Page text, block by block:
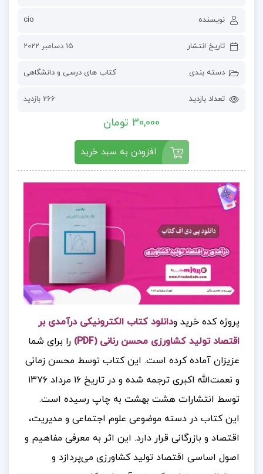
نویسنده cio
تاریخ انتشار 15 دسامبر 2022
دسته بندی کتاب های درسی و دانشگاهی
تعداد بازدید 266 بازدید
30,000 تومان
افزودن به سبد خرید
پروژه کده خرید ودانلود کتاب الکترونیکی درآمدی بر
اقتصاد تولید کشاورزی محسن رنانی (PDF)
را برای شما
عزیزان آماده کرده است. این کتاب توسط محسن زمانی
و نعمت‌الله اکبری ترجمه شده و در تاریخ ۱۶ مرداد ۱۳۷۶
توسط انتشارات هشت بهشت به چاپ رسیده است.
این کتاب در دسته موضوعی علوم اجتماعی و مدیریت،
اقتصاد و بازرگانی قرار دارد. این اثر به معرفی مفاهیم و
اصول اساسی اقتصاد تولید کشاورزی می‌پردازد و